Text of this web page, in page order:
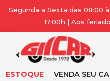
Segunda a Sexta das 08:00
17:00h | Aos
ESTOQUE VENDA SEU